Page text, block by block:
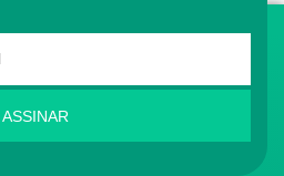
ASSINAR